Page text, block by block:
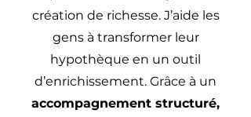
création de richesse. J’aide les
gens à transformer leur
hypothèque en un outil
d’enrichissement. Grâce à un
accompagnement structuré,